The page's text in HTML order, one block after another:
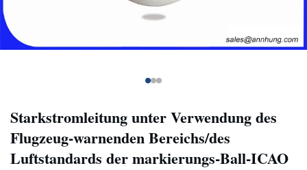
Starkstromleitung unter Verwendung des
Flugzeug-warnenden Bereichs/des
Luftstandards der markierungs-Ball-ICAO